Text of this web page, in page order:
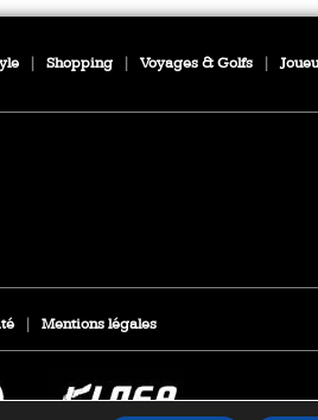
Shopping Voyages & Golfs
Mentions légales